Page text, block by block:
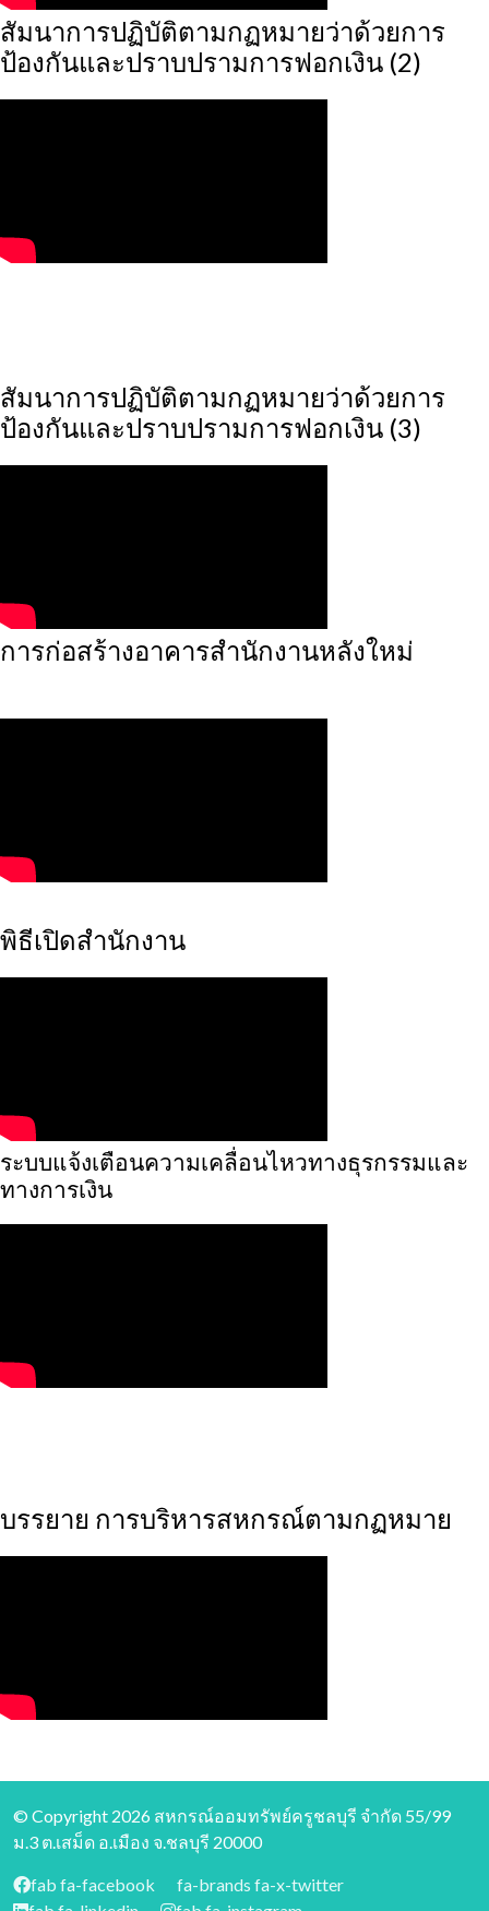
สัมนาการปฏิบัติตามกฏหมายว่าด้วยการ
ป้องกันและปราบปรามการฟอกเงิน (2)
สัมนาการปฏิบัติตามกฏหมายว่าด้วยการ
ป้องกันและปราบปรามการฟอกเงิน (3)
การก่อสร้างอาคารสำนักงานหลังใหม่
พิธีเปิดสำนักงาน
ระบบแจ้งเตือนความเคลื่อนไหวทางธุรกรรมและ
ทางการเงิน
บรรยาย การบริหารสหกรณ์ตามกฏหมาย
© Copyright 2026 สหกรณ์ออมทรัพย์ครูชลบุรี จำกัด 55/99
ม.3 ต.เสม็ด อ.เมือง จ.ชลบุรี 20000
fab fa-facebook
fa-brands fa-x-twitter